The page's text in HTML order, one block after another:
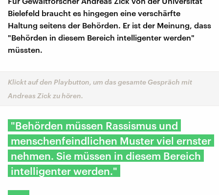
Bielefeld braucht es hingegen eine verschärfte
Haltung seitens der Behörden. Er ist der Meinung, dass
"Behörden in diesem Bereich intelligenter werden"
müssten.
Klickt auf den Playbutton, um das gesamte Gespräch mit
Andreas Zick zu hören.
"Behörden müssen Rassismus und
menschenfeindlichen Muster viel ernster
nehmen. Sie müssen in diesem Bereich
intelligenter werden."